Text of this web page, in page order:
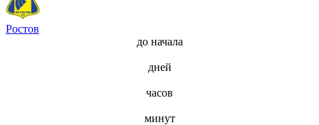
Ростов
до начала
дней
часов
минут